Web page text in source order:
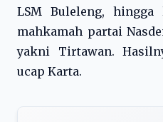
LSM Buleleng,
mahkamah partai
yakni Tirtawan.
ucap Karta.